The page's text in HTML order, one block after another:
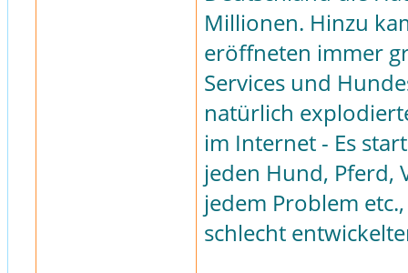
Millionen. Hinzu
eröffneten immer
Services und
natürlich
im Internet - Es
jeden Hund, Pferd,
jedem Problem
schlecht